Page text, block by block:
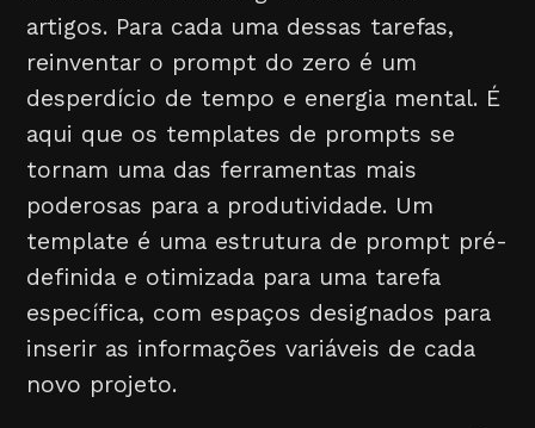
artigos. Para cada uma dessas tarefas,
reinventar o prompt do zero é um
desperdício de tempo e energia mental. É
aqui que os templates de prompts se
tornam uma das ferramentas mais
poderosas para a produtividade. Um
template é uma estrutura de prompt pré-
definida e otimizada para uma tarefa
específica, com espaços designados para
inserir as informações variáveis de cada
novo projeto.